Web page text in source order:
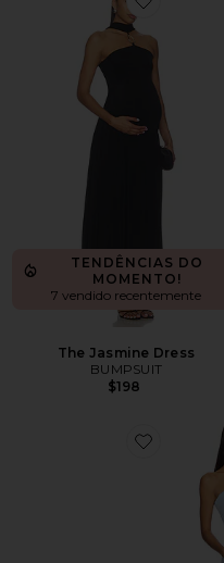
Favorite The
TENDÊNCIAS DO
MOMENTO!
7 vendido recentemente
The Jasmine Dress
BUMPSUIT
$198
Favorite The